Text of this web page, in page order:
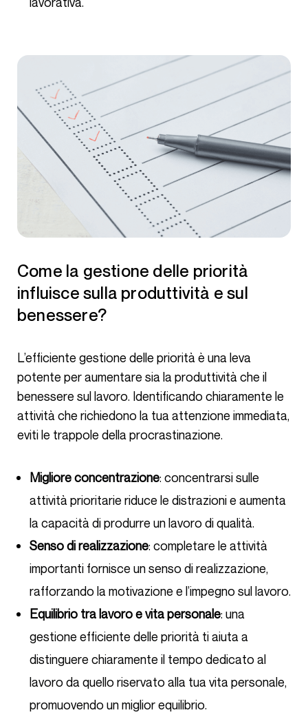
Come la gestione delle priorità
influisce sulla produttività e sul
benessere?
L’efficiente gestione delle priorità è una leva
potente per aumentare sia la produttività che il
benessere sul lavoro. Identificando chiaramente le
attività che richiedono la tua attenzione immediata,
eviti le trappole della procrastinazione.
Migliore concentrazione: concentrarsi sulle
attività prioritarie riduce le distrazioni e aumenta
la capacità di produrre un lavoro di qualità.
Senso di realizzazione: completare le attività
importanti fornisce un senso di realizzazione,
rafforzando la motivazione e l’impegno sul lavoro.
Equilibrio tra lavoro e vita personale: una
gestione efficiente delle priorità ti aiuta a
distinguere chiaramente il tempo dedicato al
lavoro da quello riservato alla tua vita personale,
promuovendo un miglior equilibrio.